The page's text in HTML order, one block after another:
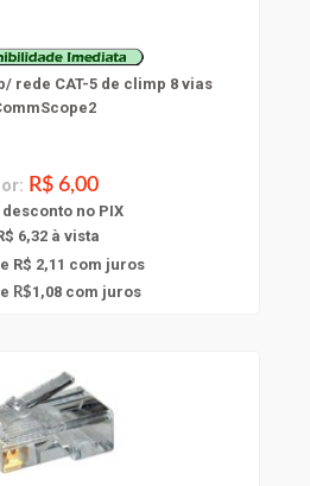
rede CAT-5 de climp 8 vias
R$ 6,00
desconto no PIX
6,32 à vista
R$ 2,11 com juros
R$1,08com juros